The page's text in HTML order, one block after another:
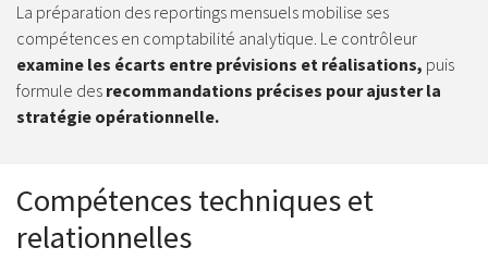
La préparation des reportings mensuels mobilise ses
compétences en comptabilité analytique. Le contrôleur
examine les écarts entre prévisions et réalisations, puis
formule des recommandations précises pour ajuster la
stratégie opérationnelle.
Compétences techniques et
relationnelles